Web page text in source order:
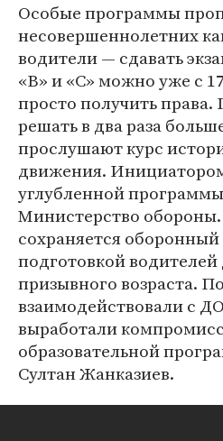
Особые программы
несовершеннолетних
водители — сдавать
«B» и «С» можно уже с
просто получить права.
решать в два раза
прослушают курс
движения.
углубленной
Министерство
сохраняется оборонный
подготовкой
призывного возраста.
взаимодействовали с
выработали
образовательной
Султан Жанказиев.